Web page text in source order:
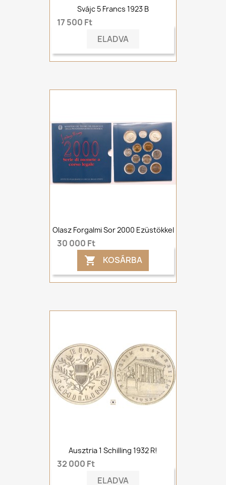
Svájc 5 Francs 1923 B
17 500 Ft
ELADVA
Olasz Forgalmi Sor 2000 Ezüstökkel
30 000 Ft
 KOSÁRBA
Ausztria 1 Schilling 1932 R!
32 000 Ft
ELADVA